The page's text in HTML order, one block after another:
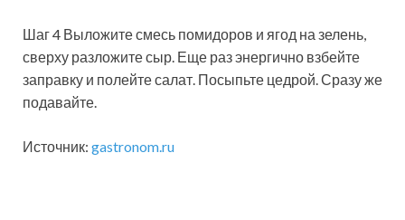
Шаг 4 Выложите смесь помидоров и ягод на зелень,
сверху разложите сыр. Еще раз энергично взбейте
заправку и полейте салат. Посыпьте цедрой. Сразу же
подавайте.
Источник: gastronom.ru